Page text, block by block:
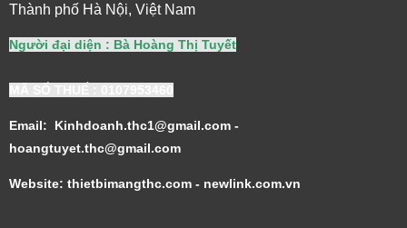
Thành phố Hà Nội, Việt Nam
Người đại diện : Bà Hoàng Thị Tuyết
MÃ SỐ THUẾ : 0107953460
Email: Kinhdoanh.thc1@gmail.com -
hoangtuyet.thc@gmail.com
Website: thietbimangthc.com - newlink.com.vn